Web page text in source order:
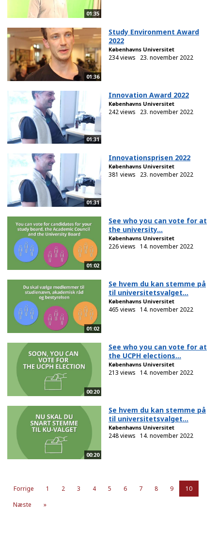
01:35
01:36
Study Environment Award
2022
Københavns Universitet
234 views 23. november 2022
01:31
Innovation Award 2022
Københavns Universitet
242 views 23. november 2022
01:31
Innovationsprisen 2022
Københavns Universitet
381 views 23. november 2022
01:02
See who you can vote for at
the university...
Københavns Universitet
226 views 14. november 2022
01:02
Se hvem du kan stemme på
til universitetsvalget...
Københavns Universitet
465 views 14. november 2022
00:20
See who you can vote for at
the UCPH elections...
Københavns Universitet
213 views 14. november 2022
00:20
Se hvem du kan stemme på
til universitetsvalget...
Københavns Universitet
248 views 14. november 2022
Forrige 1 2 3 4 5 6 7 8 9
10
Næste
»